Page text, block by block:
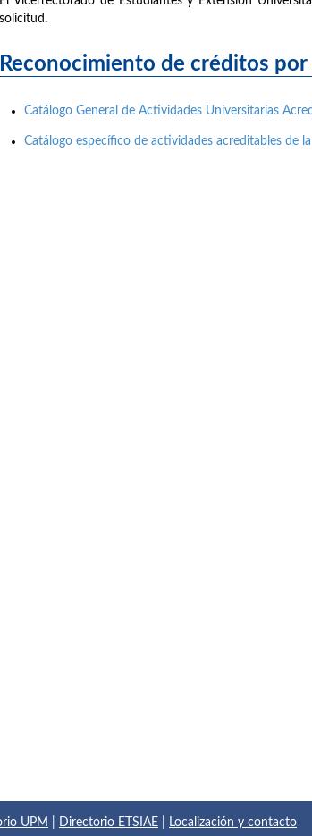
solicitud.
Reconocimiento de créditos
Catálogo General de Actividades Universitarias
Catálogo específico de actividades acreditables de la
UPM Directorio ETSIAE Localización y contacto